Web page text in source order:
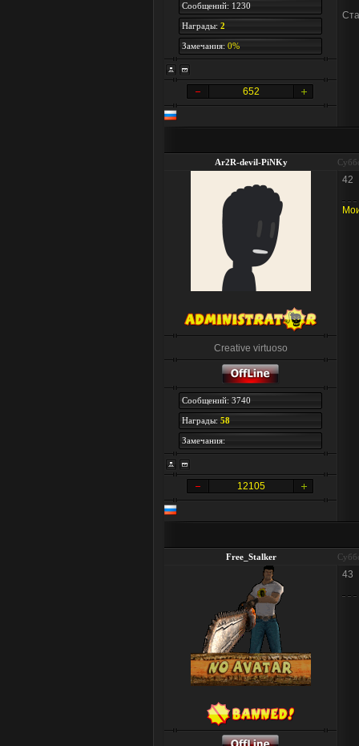
Сообщений: 1230
Награды: 2
Замечания: 0%
652
Ar2R-devil-PiNKy
Creative virtuoso
Сообщений: 3740
Награды: 58
Замечания:
12105
42
Free_Stalker
43